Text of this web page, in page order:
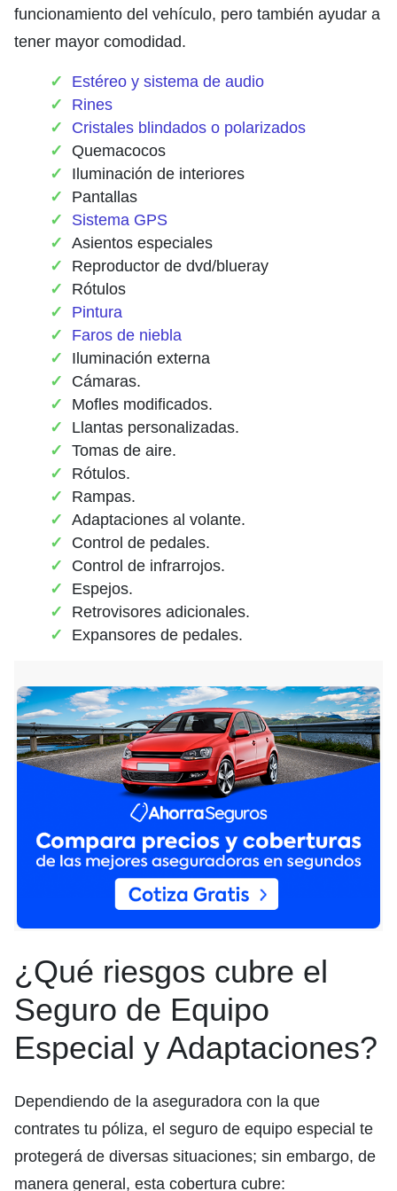
funcionamiento del vehículo, pero también ayudar a
tener mayor comodidad.
Estéreo y sistema de audio
Rines
Cristales blindados o polarizados
Quemacocos
Iluminación de interiores
Pantallas
Sistema GPS
Asientos especiales
Reproductor de dvd/blueray
Rótulos
Pintura
Faros de niebla
Iluminación externa
Cámaras.
Mofles modificados.
Llantas personalizadas.
Tomas de aire.
Rótulos.
Rampas.
Adaptaciones al volante.
Control de pedales.
Control de infrarrojos.
Espejos.
Retrovisores adicionales.
Expansores de pedales.
¿Qué riesgos cubre el
Seguro de Equipo
Especial y Adaptaciones?
Dependiendo de la aseguradora con la que
contrates tu póliza, el seguro de equipo especial te
protegerá de diversas situaciones; sin embargo, de
manera general, esta cobertura cubre: